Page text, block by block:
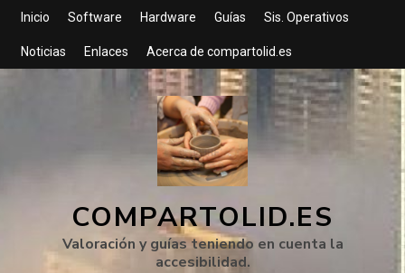
Inicio Software Hardware Guías Sis. Operativos
Noticias Enlaces Acerca de compartolid.es
COMPARTOLID.ES
Valoración y guías teniendo en cuenta la
accesibilidad.